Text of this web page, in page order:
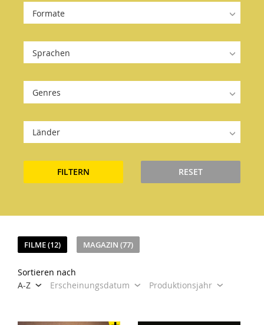
Formate
Sprachen
Genres
Länder
FILTERN RESET
FILME (12) MAGAZIN (77)
Sortieren nach
A-Z
Erscheinungsdatum Produktionsjahr